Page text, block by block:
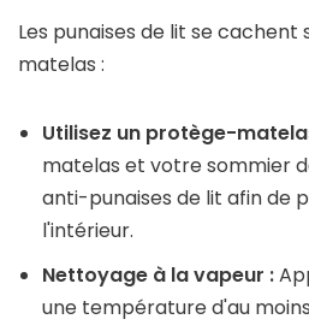
Les punaises de lit se cachent
matelas :
Utilisez un protège-
matelas et votre sommier
anti-punaises de lit afin de
l'intérieur.
Nettoyage à la vapeur :
une température d'au